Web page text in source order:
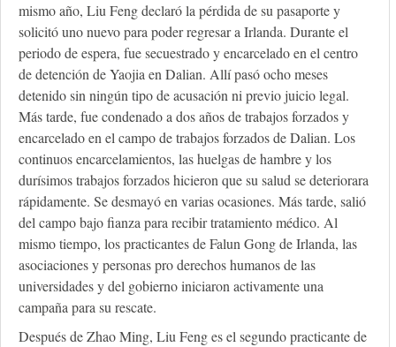
mismo año, Liu Feng declaró la pérdida de su pasaporte y
solicitó uno nuevo para poder regresar a Irlanda. Durante el
periodo de espera, fue secuestrado y encarcelado en el centro
de detención de Yaojia en Dalian. Allí pasó ocho meses
detenido sin ningún tipo de acusación ni previo juicio legal.
Más tarde, fue condenado a dos años de trabajos forzados y
encarcelado en el campo de trabajos forzados de Dalian. Los
continuos encarcelamientos, las huelgas de hambre y los
durísimos trabajos forzados hicieron que su salud se deteriorara
rápidamente. Se desmayó en varias ocasiones. Más tarde, salió
del campo bajo fianza para recibir tratamiento médico. Al
mismo tiempo, los practicantes de Falun Gong de Irlanda, las
asociaciones y personas pro derechos humanos de las
universidades y del gobierno iniciaron activamente una
campaña para su rescate.
Después de Zhao Ming, Liu Feng es el segundo practicante de